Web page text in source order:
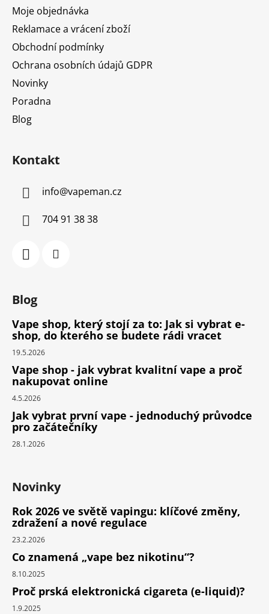
Moje objednávka
Reklamace a vrácení zboží
Obchodní podmínky
Ochrana osobních údajů GDPR
Novinky
Poradna
Blog
Kontakt
info@vapeman.cz
704 91 38 38
Blog
Vape shop, který stojí za to: Jak si vybrat e-
shop, do kterého se budete rádi vracet
19.5.2026
Vape shop - jak vybrat kvalitní vape a proč
nakupovat online
4.5.2026
Jak vybrat první vape - jednoduchý průvodce
pro začátečníky
28.1.2026
Novinky
Rok 2026 ve světě vapingu: klíčové změny,
zdražení a nové regulace
23.2.2026
Co znamená „vape bez nikotinu“?
8.10.2025
Proč prská elektronická cigareta (e-liquid)?
1.9.2025